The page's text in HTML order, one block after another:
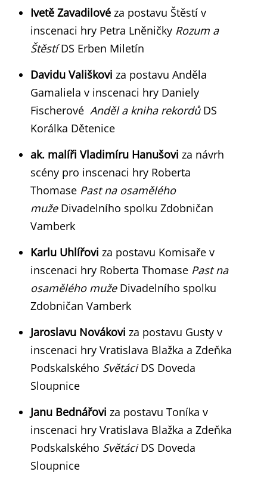
Ivetě Zavadilové za postavu Štěstí v
inscenaci hry Petra Lněničky Rozum a
ŠtěstíDS Erben Miletín
Davidu Vališkovi za postavu Anděla
Gamaliela v inscenaci hry Daniely
Fischerové Anděl a kniha rekordůDS
Korálka Dětenice
ak. malíři Vladimíru Hanušovi za návrh
scény pro inscenaci hry Roberta
Thomase Past na osamělého
mužeDivadelního spolku Zdobničan
Vamberk
Karlu Uhlířovi za postavu Komisaře v
inscenaci hry Roberta Thomase Past na
osamělého mužeDivadelního spolku
Zdobničan Vamberk
Jaroslavu Novákovi za postavu Gusty v
inscenaci hry Vratislava Blažka a Zdeňka
Podskalského SvětáciDS Doveda
Sloupnice
Janu Bednářovi za postavu Toníka v
inscenaci hry Vratislava Blažka a Zdeňka
Podskalského SvětáciDS Doveda
Sloupnice